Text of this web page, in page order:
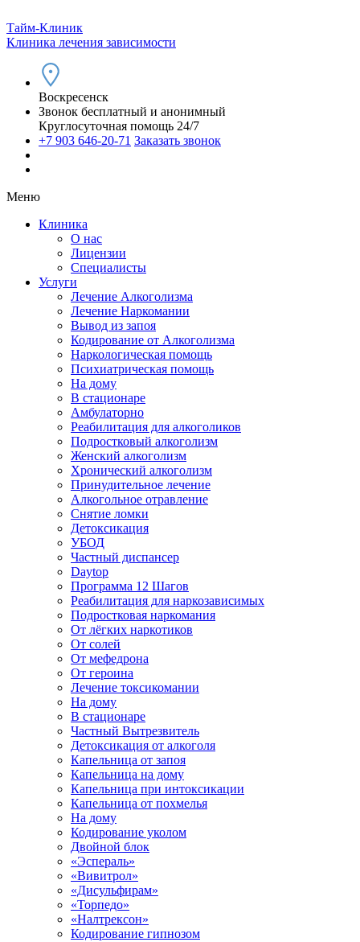
Тайм-Клиник
Клиника лечения зависимости
Воскресенск
Звонок бесплатный и анонимный
Круглосуточная помощь 24/7
+7 903 646-20-71 Заказать звонок
Меню
Клиника
О нас
Лицензии
Специалисты
Услуги
Лечение Алкоголизма
Лечение Наркомании
Вывод из запоя
Кодирование от Алкоголизма
Наркологическая помощь
Психиатрическая помощь
На дому
В стационаре
Амбулаторно
Реабилитация для алкоголиков
Подростковый алкоголизм
Женский алкоголизм
Хронический алкоголизм
Принудительное лечение
Алкогольное отравление
Снятие ломки
Детоксикация
УБОД
Частный диспансер
Daytop
Программа 12 Шагов
Реабилитация для наркозависимых
Подростковая наркомания
От лёгких наркотиков
От солей
От мефедрона
От героина
Лечение токсикомании
На дому
В стационаре
Частный Вытрезвитель
Детоксикация от алкоголя
Капельница от запоя
Капельница на дому
Капельница при интоксикации
Капельница от похмелья
На дому
Кодирование уколом
Двойной блок
«Эспераль»
«Вивитрол»
«Дисульфирам»
«Торпедо»
«Налтрексон»
Кодирование гипнозом